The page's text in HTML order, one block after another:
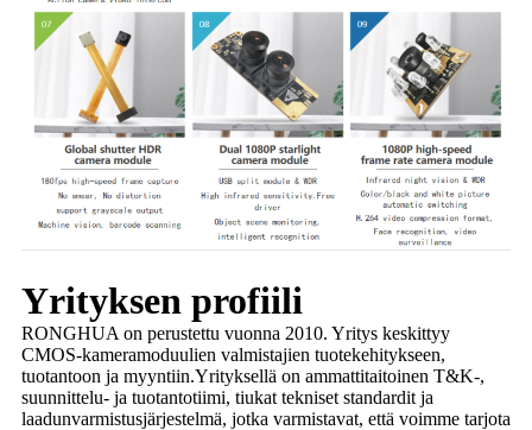
Yrityksen profiili
RONGHUA on perustettu vuonna 2010. Yritys keskittyy
CMOS-kameramoduulien valmistajien tuotekehitykseen,
tuotantoon ja myyntiin.Yrityksellä on ammattitaitoinen T&K-,
suunnittelu- ja tuotantotiimi, tiukat tekniset standardit ja
laadunvarmistusjärjestelmä, jotka varmistavat, että voimme tarjota